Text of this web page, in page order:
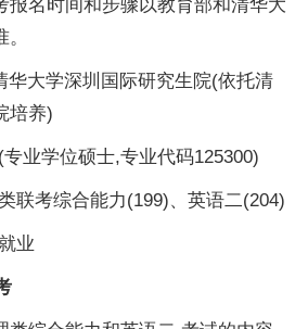
报名时间和步骤以教育部和清华大
华大学深圳国际研究生院(依托清
培养)
业学位硕士,专业代码125300)
联考综合能力(199)、英语二(204)
业